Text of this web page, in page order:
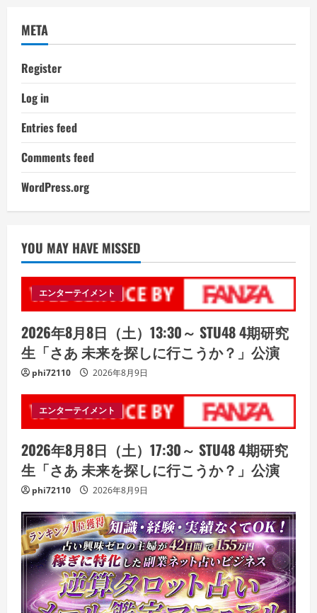
META
Register
Log in
Entries feed
Comments feed
WordPress.org
YOU MAY HAVE MISSED
エンターテイメント
2026年8月8日（土）13:30～ STU48 4期研究
生「さあ 未来を探しに行こうか？」公演
phi72110 2026年8月9日
エンターテイメント
2026年8月8日（土）17:30～ STU48 4期研究
生「さあ 未来を探しに行こうか？」公演
phi72110 2026年8月9日